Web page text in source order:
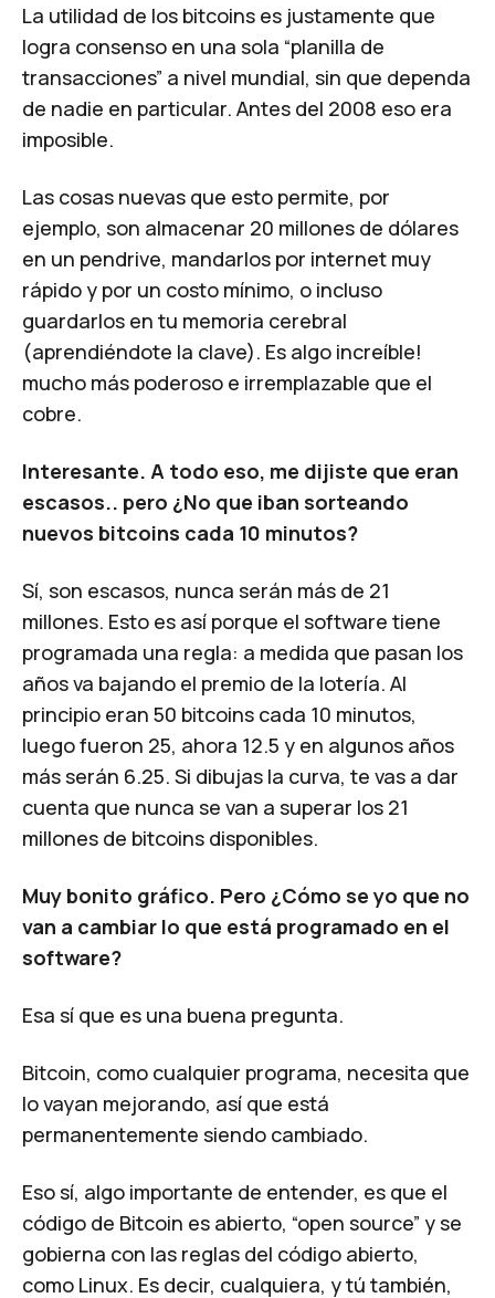
La utilidad de los bitcoins es justamente que
logra consenso en una sola “planilla de
transacciones” a nivel mundial, sin que dependa
de nadie en particular. Antes del 2008 eso era
imposible.
Las cosas nuevas que esto permite, por
ejemplo, son almacenar 20 millones de dólares
en un pendrive, mandarlos por internet muy
rápido y por un costo mínimo, o incluso
guardarlos en tu memoria cerebral
(aprendiéndote la clave). Es algo increíble!
mucho más poderoso e irremplazable que el
cobre.
Interesante. A todo eso, me dijiste que eran
escasos.. pero ¿No que iban sorteando
nuevos bitcoins cada 10 minutos?
Sí, son escasos, nunca serán más de 21
millones. Esto es así porque el software tiene
programada una regla: a medida que pasan los
años va bajando el premio de la lotería. Al
principio eran 50 bitcoins cada 10 minutos,
luego fueron 25, ahora 12.5 y en algunos años
más serán 6.25. Si dibujas la curva, te vas a dar
cuenta que nunca se van a superar los 21
millones de bitcoins disponibles.
Muy bonito gráfico. Pero ¿Cómo se yo que no
van a cambiar lo que está programado en el
software?
Esa sí que es una buena pregunta.
Bitcoin, como cualquier programa, necesita que
lo vayan mejorando, así que está
permanentemente siendo cambiado.
Eso sí, algo importante de entender, es que el
código de Bitcoin es abierto, “open source” y se
gobierna con las reglas del código abierto,
como Linux. Es decir, cualquiera, y tú también,